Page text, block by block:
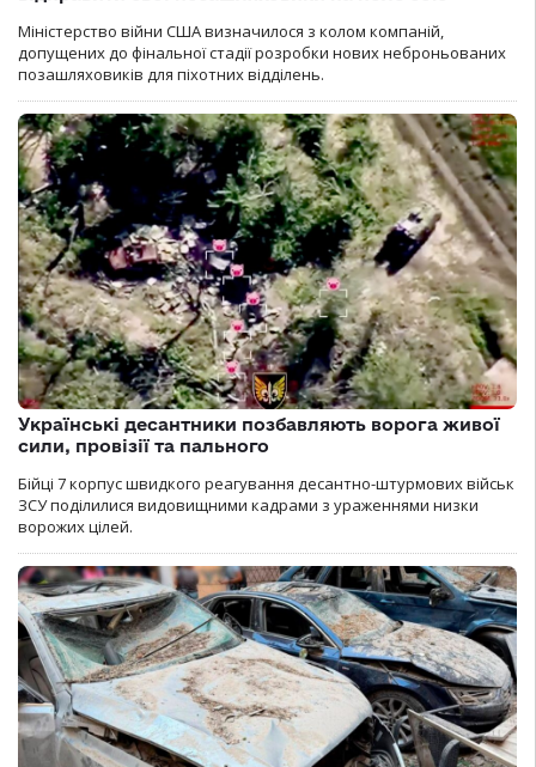
Міністерство війни США визначилося з колом компаній,
допущених до фінальної стадії розробки нових неброньованих
позашляховиків для піхотних відділень.
Українські десантники позбавляють ворога живої
сили, провізії та пального
Бійці 7 корпус швидкого реагування десантно-штурмових військ
ЗСУ поділилися видовищними кадрами з ураженнями низки
ворожих цілей.